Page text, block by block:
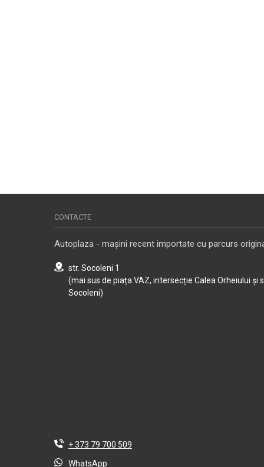
CONTACTE
Autoplaza - mașini recent importate cu parcurs
str. Socoleni 1
(mai sus de piața VAZ, intersecție Calea Orheiului și
Socoleni)
+ 373 79 700 509
WhatsApp